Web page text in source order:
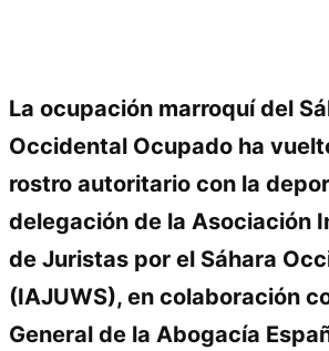
La ocupación marroquí del
Occidental Ocupado ha
rostro autoritario con la
delegación de la Asociación
de Juristas por el Sáhara
(IAJUWS), en colaboración
General de la Abogacía